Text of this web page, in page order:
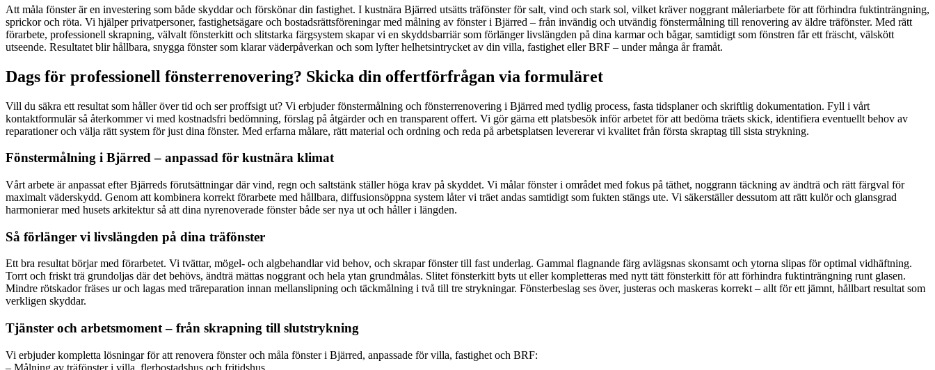
Att måla fönster är en investering som både skyddar och förskönar din fastighet. I kustnära Bjärred utsätts träfönster för salt, vind och stark sol, vilket kräver noggrant måleriarbete för att förhindra fuktinträngning,
sprickor och röta. Vi hjälper privatpersoner, fastighetsägare och bostadsrättsföreningar med målning av fönster i Bjärred – från invändig och utvändig fönstermålning till renovering av äldre träfönster. Med rätt
förarbete, professionell skrapning, välvalt fönsterkitt och slitstarka färgsystem skapar vi en skyddsbarriär som förlänger livslängden på dina karmar och bågar, samtidigt som fönstren får ett fräscht, välskött
utseende. Resultatet blir hållbara, snygga fönster som klarar väderpåverkan och som lyfter helhetsintrycket av din villa, fastighet eller BRF – under många år framåt.
Dags för professionell fönsterrenovering? Skicka din offertförfrågan via formuläret
Vill du säkra ett resultat som håller över tid och ser proffsigt ut? Vi erbjuder fönstermålning och fönsterrenovering i Bjärred med tydlig process, fasta tidsplaner och skriftlig dokumentation. Fyll i vårt
kontaktformulär så återkommer vi med kostnadsfri bedömning, förslag på åtgärder och en transparent offert. Vi gör gärna ett platsbesök inför arbetet för att bedöma träets skick, identifiera eventuellt behov av
reparationer och välja rätt system för just dina fönster. Med erfarna målare, rätt material och ordning och reda på arbetsplatsen levererar vi kvalitet från första skraptag till sista strykning.
Fönstermålning i Bjärred – anpassad för kustnära klimat
Vårt arbete är anpassat efter Bjärreds förutsättningar där vind, regn och saltstänk ställer höga krav på skyddet. Vi målar fönster i området med fokus på täthet, noggrann täckning av ändträ och rätt färgval för
maximalt väderskydd. Genom att kombinera korrekt förarbete med hållbara, diffusionsöppna system låter vi träet andas samtidigt som fukten stängs ute. Vi säkerställer dessutom att rätt kulör och glansgrad
harmonierar med husets arkitektur så att dina nyrenoverade fönster både ser nya ut och håller i längden.
Så förlänger vi livslängden på dina träfönster
Ett bra resultat börjar med förarbetet. Vi tvättar, mögel- och algbehandlar vid behov, och skrapar fönster till fast underlag. Gammal flagnande färg avlägsnas skonsamt och ytorna slipas för optimal vidhäftning.
Torrt och friskt trä grundoljas där det behövs, ändträ mättas noggrant och hela ytan grundmålas. Slitet fönsterkitt byts ut eller kompletteras med nytt tätt fönsterkitt för att förhindra fuktinträngning runt glasen.
Mindre rötskador fräses ur och lagas med träreparation innan mellanslipning och täckmålning i två till tre strykningar. Fönsterbeslag ses över, justeras och maskeras korrekt – allt för ett jämnt, hållbart resultat som
verkligen skyddar.
Tjänster och arbetsmoment – från skrapning till slutstrykning
Vi erbjuder kompletta lösningar för att renovera fönster och måla fönster i Bjärred, anpassade för villa, fastighet och BRF:
– Målning av träfönster i villa, flerbostadshus och fritidshus